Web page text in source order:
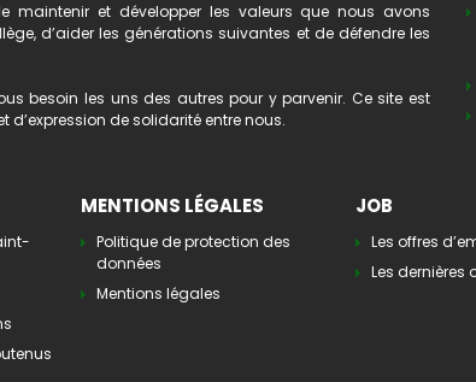
maintenir et développer les valeurs que nous avons
d’aider les générations suivantes et de défendre les
besoin les uns des autres pour y parvenir. Ce site est
de solidarité entre nous.
MENTIONS LÉGALES
Politique de protection des
données
Mentions légales
JOB
Les offres
Les dernières